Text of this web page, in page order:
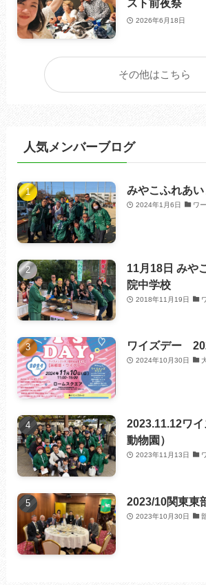
スト前夜祭
2026年6月18日
その他はこちら
人気メンバーブログ
みやこふれあ
2024年1月6日 ワ
11月18日 みや
院中学校
2018年11月19日
ワイズデー
2024年10月30日
2023.11.12ワ
動物園）
2023年11月13日
2023/10関東東
2023年10月30日